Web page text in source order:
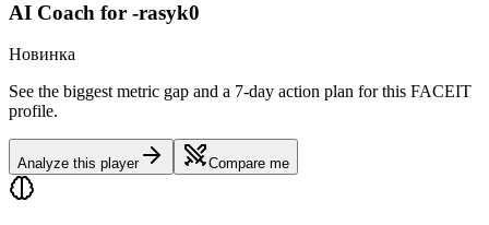
AI Coach for -rasyk0
Новинка
See the biggest metric gap and a 7-day action plan for this FACEIT
profile.
Analyze this player Compare me